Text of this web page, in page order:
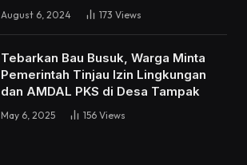
August 6, 2024 173 Views
Tebarkan Bau Busuk, Warga Minta
Pemerintah Tinjau Izin Lingkungan
dan AMDAL PKS di Desa Tampak
May 6, 2025 156 Views